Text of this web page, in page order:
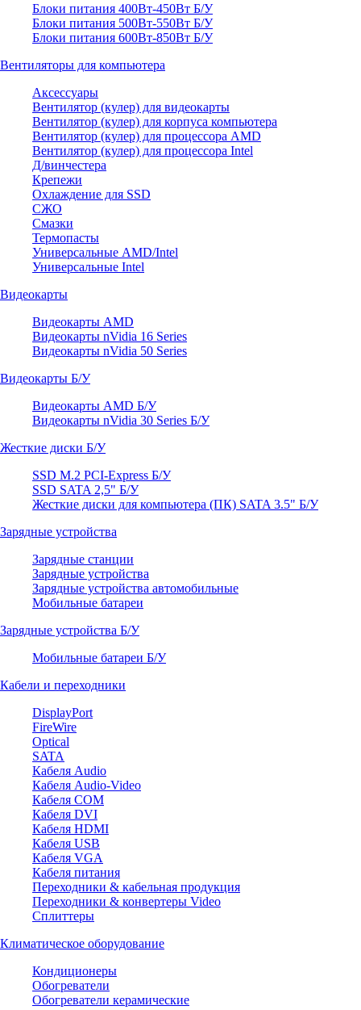
Блоки питания 400Вт-450Вт Б/У
Блоки питания 500Вт-550Вт Б/У
Блоки питания 600Вт-850Вт Б/У
Вентиляторы для компьютера
Аксессуары
Вентилятор (кулер) для видеокарты
Вентилятор (кулер) для корпуса компьютера
Вентилятор (кулер) для процессора AMD
Вентилятор (кулер) для процессора Intel
Д/винчестера
Крепежи
Охлаждение для SSD
СЖО
Смазки
Термопасты
Универсальные AMD/Intel
Универсальные Intel
Видеокарты
Видеокарты AMD
Видеокарты nVidia 16 Series
Видеокарты nVidia 50 Series
Видеокарты Б/У
Видеокарты AMD Б/У
Видеокарты nVidia 30 Series Б/У
Жесткие диски Б/У
SSD M.2 PCI-Express Б/У
SSD SATA 2,5" Б/У
Жесткие диски для компьютера (ПК) SATA 3.5" Б/У
Зарядные устройства
Зарядные станции
Зарядные устройства
Зарядные устройства автомобильные
Мобильные батареи
Зарядные устройства Б/У
Мобильные батареи Б/У
Кабели и переходники
DisplayPort
FireWire
Optical
SATA
Кабеля Audio
Кабеля Audio-Video
Кабеля COM
Кабеля DVI
Кабеля HDMI
Кабеля USB
Кабеля VGA
Кабеля питания
Переходники & кабельная продукция
Переходники & конвертеры Video
Сплиттеры
Климатическое оборудование
Кондиционеры
Обогреватели
Обогреватели керамические